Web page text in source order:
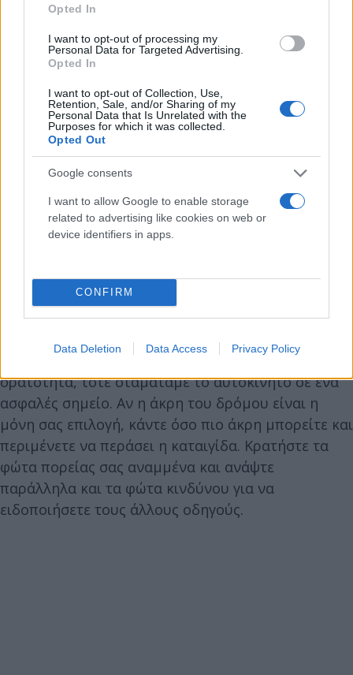
Opted In
I want to opt-out of processing my
Personal Data for Targeted Advertising.
Opted In
I want to opt-out of Collection, Use,
Retention, Sale, and/or Sharing of my
Personal Data that Is Unrelated with the
Purposes for which it was collected.
Opted Out
Google consents
I want to allow Google to enable storage
related to advertising like cookies on web or
device identifiers in apps.
CONFIRM
Data Deletion Data Access Privacy Policy
να βρίσκονται σε καλή κατάσταση.
Η ολίσθηση είναι ένα συνηθισμένο φαινόμενο κατά
το αυτοκίνητό σας γλιστρήσει θυμηθείτε να μην
πατήσετε απότομα φρένο, παρά μόνο να
εφαρμόσετε σταθερή πίεση. Αν φύγει το πίσω
μέρος θα πρέπει να στρίψουμε το τιμόνι από την
αυτοκινήτου.
υαλοκαθαριστήρες και να μην έχουμε καλή
ορατότητα, όσο γρήγορα και αν τους βάζουμε να
λειτουργούν. Όταν η ορατότητα είναι τόσο
περιορισμένη πρώτα ελαττώνουμε την ταχύτητά
μας και αν εξακολουθούμε να μην έχουμε καλή
ορατότητα, τότε σταματάμε το αυτοκίνητο σε ένα
ασφαλές σημείο. Αν η άκρη του δρόμου είναι η
μόνη σας επιλογή, κάντε όσο πιο άκρη μπορείτε και
περιμένετε να περάσει η καταιγίδα. Κρατήστε τα
φώτα πορείας σας αναμμένα και ανάψτε
παράλληλα και τα φώτα κινδύνου για να
ειδοποιήσετε τους άλλους οδηγούς.